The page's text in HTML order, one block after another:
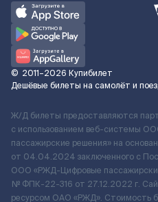
© 2011–2026 Купибилет
Дешёвые билеты на самолёт и
Ж/Д билеты предоставляются
с использованием веб-системы
пассажирские решения» на
от 04.04.2024 заключенного с
ООО «РЖД-Цифровые
№ ФПК-22-316 от 27.12.2022 г.
ресурсом ОАО «РЖД». Стоимость